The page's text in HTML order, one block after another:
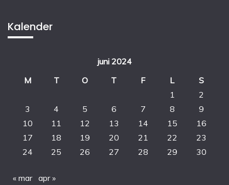
Kalender
juni 2024
M
T O T F L
S
1
2
3
4 5 6 7 8
9
10
11 12 13 14 15
16
17
18 19 20 21 22
23
24
25 26 27 28 29 30
« mar apr »